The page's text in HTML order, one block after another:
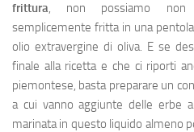
frittura, non possiamo non
semplicemente fritta in una
olio extravergine di oliva. E se
finale alla ricetta e che ci riporti
piemontese, basta preparare un
a cui vanno aggiunte delle erbe
marinata in questo liquido almeno